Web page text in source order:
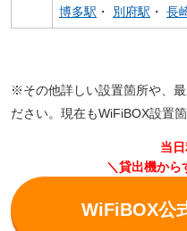
博多駅 ・ 別府駅 ・ 長
※その他詳しい設置箇所や、
ださい。現在もWiFiBOX設置
当
＼貸出機から
WiFiBOX公